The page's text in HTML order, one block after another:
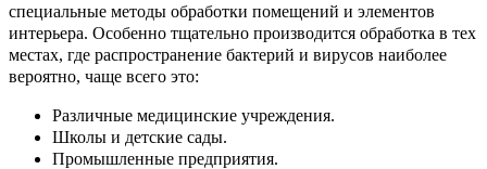
специальные методы обработки помещений и элементов
интерьера. Особенно тщательно производится обработка в тех
местах, где распространение бактерий и вирусов наиболее
вероятно, чаще всего это:
Различные медицинские учреждения.
Школы и детские сады.
Промышленные предприятия.